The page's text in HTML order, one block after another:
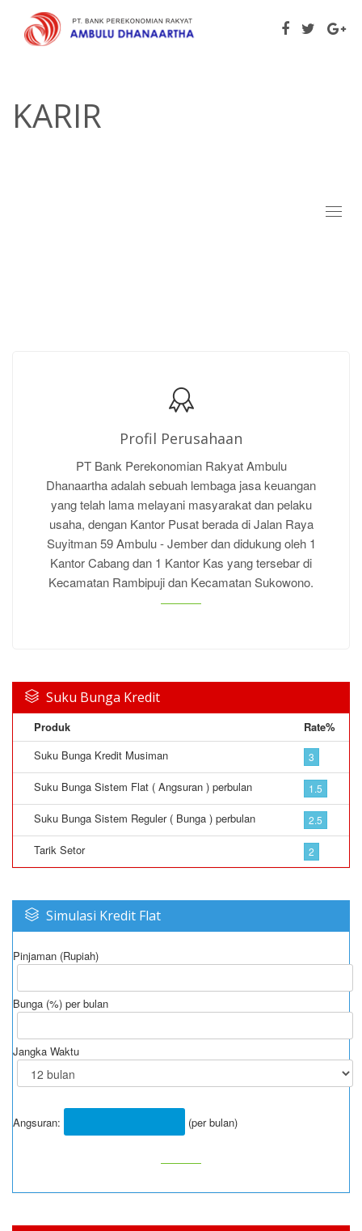
KARIR
Profil Perusahaan
PT Bank Perekonomian Rakyat Ambulu
Dhanaartha adalah sebuah lembaga jasa keuangan
yang telah lama melayani masyarakat dan pelaku
usaha, dengan Kantor Pusat berada di Jalan Raya
Suyitman 59 Ambulu - Jember dan didukung oleh 1
Kantor Cabang dan 1 Kantor Kas yang tersebar di
Kecamatan Rambipuji dan Kecamatan Sukowono.
Suku Bunga Kredit
Produk
Rate%
Suku Bunga Kredit Musiman
3
Suku Bunga Sistem Flat ( Angsuran ) perbulan 1.5
Suku Bunga Sistem Reguler ( Bunga ) perbulan 2.5
Tarik Setor 2
Simulasi Kredit Flat
Pinjaman (Rupiah)
Bunga (%) per bulan
Jangka Waktu
Angsuran: (per bulan)